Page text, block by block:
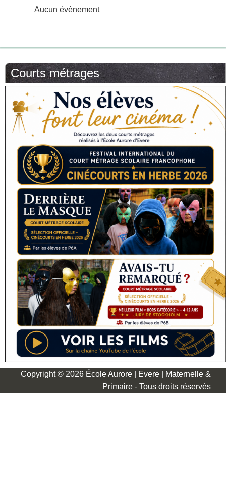
Aucun évènement
Courts métrages
Copyright © 2026 École Aurore | Evere | Maternelle &
Primaire - Tous droits réservés